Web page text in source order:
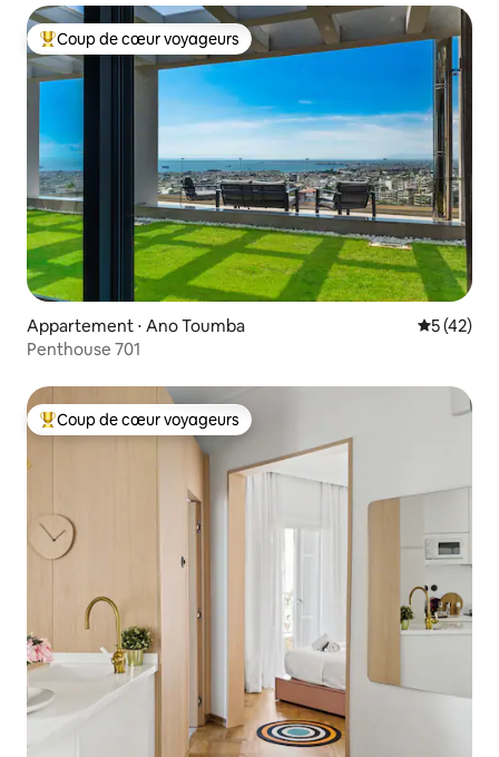
Coups de cœur voyageurs les plus appréciés
Coup de cœur voyageurs
Appartement ⋅ Ano Toumba
5 (42)
Penthouse 701
Coups de cœur voyageurs les plus appréciés
Coup de cœur voyageurs